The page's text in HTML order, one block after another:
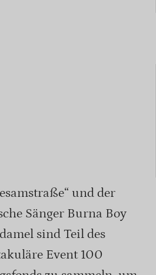
und der
Sänger Burna Boy
sind Teil des
Event 100